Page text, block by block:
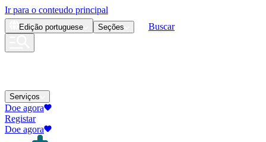
Ir para o conteudo principal
Edição portuguese Seções Buscar
Serviços
Doe agora
Registar
Doe agora